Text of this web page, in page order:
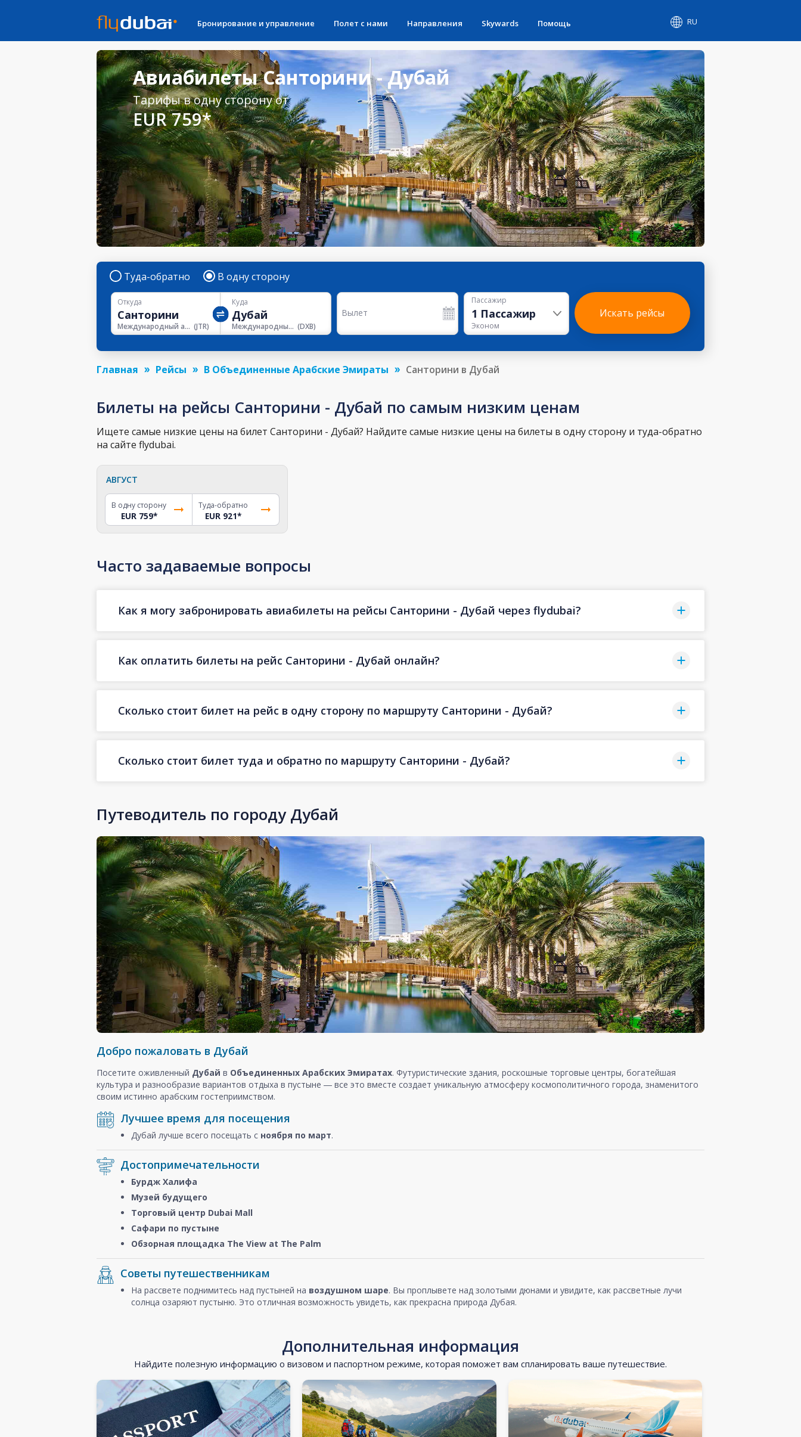
Бронирование и управление Полет с нами Направления Skywards Помощь RU
Авиабилеты Санторини - Дубай
Тарифы в одну сторону от
EUR 759*
Туда-обратно В одну сторону
Откуда
Международный аэропорт Санторини (JTR)
Куда
Международный Аэропорт Дубая (DXB)
Вылет
Пассажир
1 Пассажир
Эконом
Искать рейсы
Главная Рейсы В Объединенные Арабские Эмираты Санторини в Дубай
Билеты на рейсы Санторини - Дубай по самым низким ценам
Ищете самые низкие цены на билет Санторини - Дубай? Найдите самые низкие цены на билеты в одну сторону и туда-обратно
на сайте flydubai.
АВГУСТ
В одну сторону
EUR 759*
Туда-обратно
EUR 921*
Часто задаваемые вопросы
Как я могу забронировать авиабилеты на рейсы Санторини - Дубай через flydubai?
Как оплатить билеты на рейс Санторини - Дубай онлайн?
Сколько стоит билет на рейс в одну сторону по маршруту Санторини - Дубай?
Сколько стоит билет туда и обратно по маршруту Санторини - Дубай?
Путеводитель по городу Дубай
Добро пожаловать в Дубай
Посетите оживленный Дубай в Объединенных Арабских Эмиратах. Футуристические здания, роскошные торговые центры, богатейшая
культура и разнообразие вариантов отдыха в пустыне ― все это вместе создает уникальную атмосферу космополитичного города, знаменитого
своим истинно арабским гостеприимством.
Лучшее время для посещения
Дубай лучше всего посещать с ноября по март.
Достопримечательности
Бурдж Халифа
Музей будущего
Торговый центр Dubai Mall
Сафари по пустыне
Обзорная площадка The View at The Palm
Советы путешественникам
На рассвете поднимитесь над пустыней на воздушном шаре. Вы проплывете над золотыми дюнами и увидите, как рассветные лучи
солнца озаряют пустыню. Это отличная возможность увидеть, как прекрасна природа Дубая.
Дополнительная информация
Найдите полезную информацию о визовом и паспортном режиме, которая поможет вам спланировать ваше путешествие.